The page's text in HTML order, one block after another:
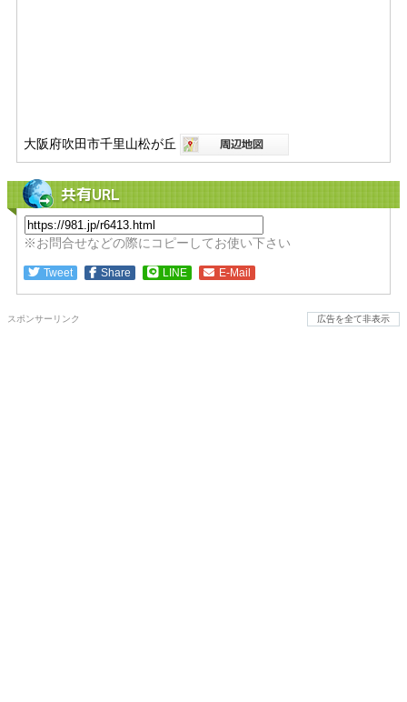
大阪府吹田市千里山松が丘
共有URL
※お問合せなどの際にコピーしてお使い下さい
Tweet Share LINE E-Mail
スポンサーリンク 広告を全て非表示